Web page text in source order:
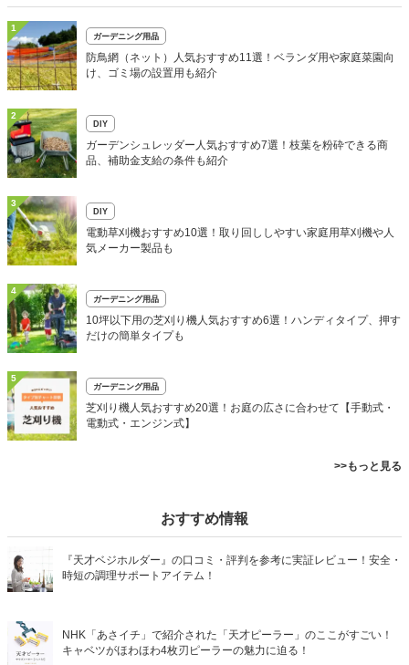
1
ガーデニング用品
防鳥網（ネット）人気おすすめ11選！ベランダ用や家庭菜園向
け、ゴミ場の設置用も紹介
2
DIY
ガーデンシュレッダー人気おすすめ7選！枝葉を粉砕できる商
品、補助金支給の条件も紹介
3
DIY
電動草刈機おすすめ10選！取り回ししやすい家庭用草刈機や人
気メーカー製品も
4
ガーデニング用品
10坪以下用の芝刈り機人気おすすめ6選！ハンディタイプ、押す
だけの簡単タイプも
5
ガーデニング用品
芝刈り機人気おすすめ20選！お庭の広さに合わせて【手動式・
電動式・エンジン式】
>>もっと見る
おすすめ情報
『天才ベジホルダー』の口コミ・評判を参考に実証レビュー！安全・
時短の調理サポートアイテム！
NHK「あさイチ」で紹介された「天才ピーラー」のここがすごい！
キャベツがほわほわ4枚刃ピーラーの魅力に迫る！